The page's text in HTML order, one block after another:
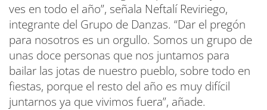
ves en todo el año”, señala Neftalí Reviriego,
integrante del Grupo de Danzas. “Dar el pregón
para nosotros es un orgullo. Somos un grupo de
unas doce personas que nos juntamos para
bailar las jotas de nuestro pueblo, sobre todo en
fiestas, porque el resto del año es muy difícil
juntarnos ya que vivimos fuera”, añade.